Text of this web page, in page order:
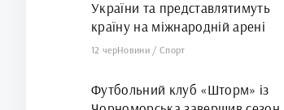
України та представлятимуть
країну на міжнародній арені
12 черНовини /Спорт
Футбольний клуб «Шторм» із